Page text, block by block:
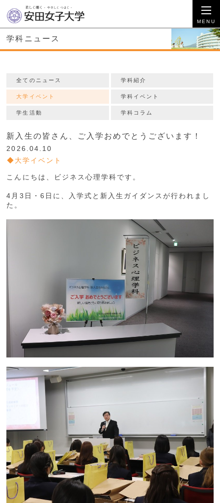
学科ニュース
全てのニュース 学科紹介
大学イベント 学科イベント
学生活動 学科コラム
新入生の皆さん、ご入学おめでとうございます！
2026.04.10
大学イベント
こんにちは、ビジネス心理学科です。
4月3日・6日に、入学式と新入生ガイダンスが行われまし
た。